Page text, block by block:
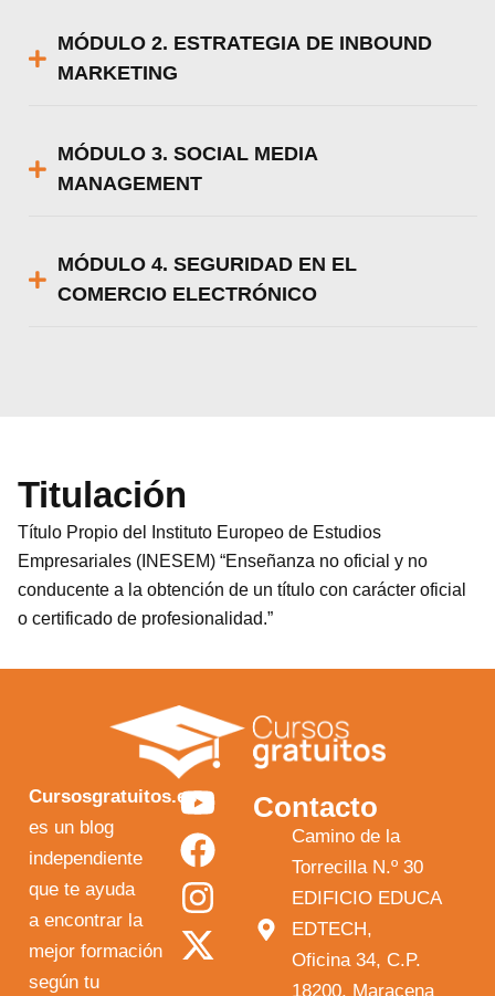
MÓDULO 2. ESTRATEGIA DE INBOUND
MARKETING
MÓDULO 3. SOCIAL MEDIA
MANAGEMENT
MÓDULO 4. SEGURIDAD EN EL
COMERCIO ELECTRÓNICO
Titulación
Título Propio del Instituto Europeo de Estudios
Empresariales (INESEM) “Enseñanza no oficial y no
conducente a la obtención de un título con carácter oficial
o certificado de profesionalidad.”
Cursosgratuitos.es
es un blog
independiente
que te ayuda
a encontrar la
mejor formación
según tu
Y
o
u
t
u
F
a
c
e
b
I
n
s
t
a
X
-
t
w
i
Contacto
Camino de la
Torrecilla N.º 30
EDIFICIO EDUCA
EDTECH,
Oficina 34, C.P.
18200, Maracena